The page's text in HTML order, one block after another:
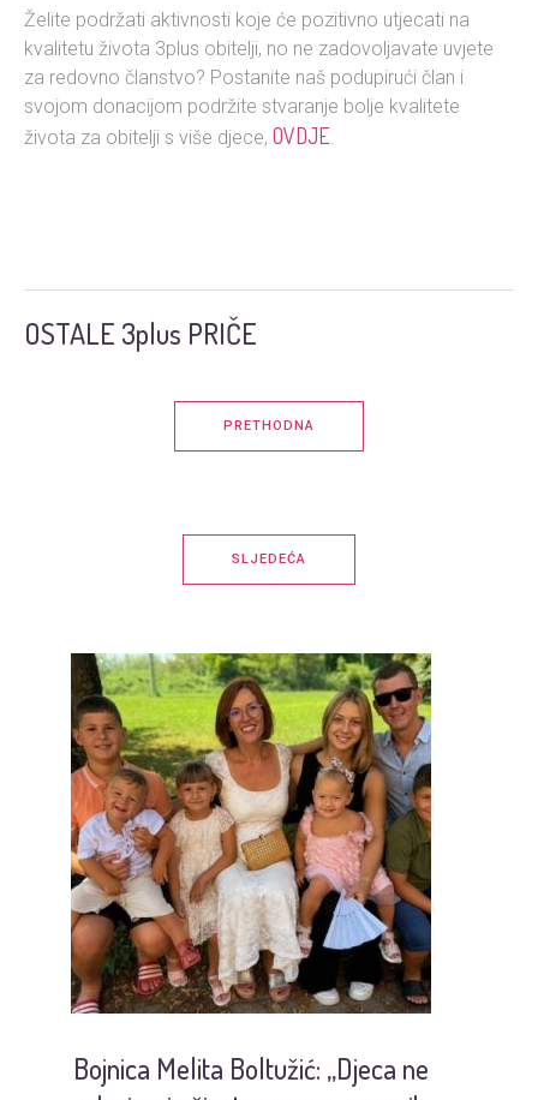
Želite podržati aktivnosti koje će pozitivno utjecati na
kvalitetu života 3plus obitelji, no ne zadovoljavate uvjete
za redovno članstvo? Postanite naš podupirući član i
svojom donacijom podržite stvaranje bolje kvalitete
života za obitelji s više djece, OVDJE.
OSTALE 3plus PRIČE
PRETHODNA
SLJEDEĆA
Bojnica Melita Boltužić: „Djeca ne